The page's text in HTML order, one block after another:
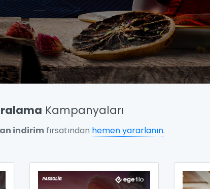
Kampanyaları
indirim fırsatından hemen yararlanın.